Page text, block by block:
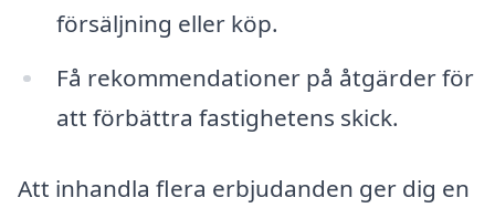
försäljning eller köp.
Få rekommendationer på åtgärder för
att förbättra fastighetens skick.
Att inhandla flera erbjudanden ger dig en